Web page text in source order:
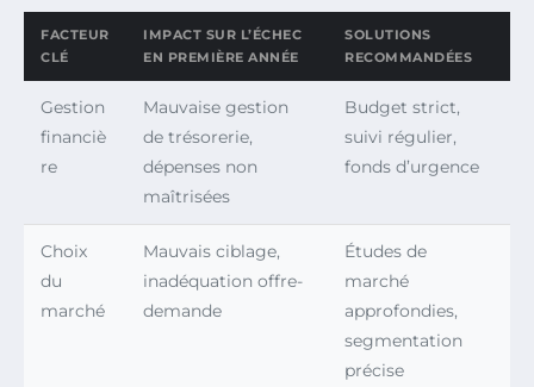
FACTEUR
CLÉ
IMPACT SUR L’ÉCHEC
EN PREMIÈRE ANNÉE
SOLUTIONS
RECOMMANDÉES
Gestion
financiè
re
Mauvaise gestion
de trésorerie,
dépenses non
maîtrisées
Budget strict,
suivi régulier,
fonds d’urgence
Choix
du
marché
Mauvais ciblage,
inadéquation offre-
demande
Études de
marché
approfondies,
segmentation
précise